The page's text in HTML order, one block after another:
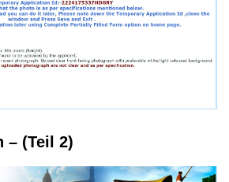
– (Teil 2)